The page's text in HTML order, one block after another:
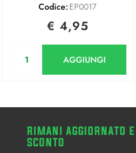
Codice: EP0017
€ 4,95
AGGIUNGI
RIMANI AGGIORNATO
SCONTO